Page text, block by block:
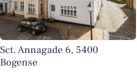
Sct. Annagade 6, 5400
Bogense